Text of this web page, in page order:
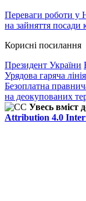
Переваги роботи у
на зайняття посади
Корисні посилання
Президент України
Урядова гаряча лінія
Безоплатна
на деокупованих
Увесь вміст
Attribution 4.0